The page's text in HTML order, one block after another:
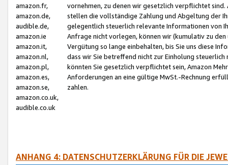
amazon.fr,
amazon.de,
audible.de,
amazon.ie
amazon.it,
amazon.nl,
amazon.pl,
amazon.es,
amazon.se,
amazon.co.uk,
audible.co.uk
vornehmen, zu denen wir gesetzlich verpflichtet
stellen die vollständige Zahlung und Abgeltung der
gelegentlich steuerlich relevante Informationen von
Anfrage nicht vorlegen, können wir (kumulativ zu
Vergütung so lange einbehalten, bis Sie uns diese
dass wir Sie betreffend nicht zur Einholung
könnten Sie gesetzlich verpflichtet sein, Amazon
Anforderungen an eine gültige MwSt.-Rechnung
zahlen.
ANHANG 4: DATENSCHUTZERKLÄRUNG FÜR DIE